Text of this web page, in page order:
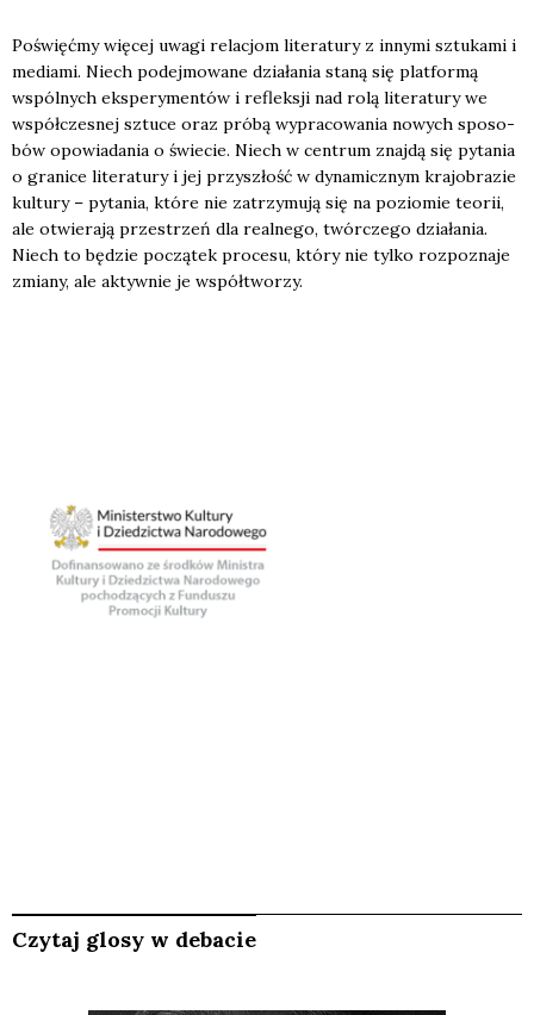
Poświęć­my wię­cej uwa­gi rela­cjom lite­ra­tu­ry z inny­mi sztu­ka­mi i
media­mi. Niech podej­mo­wa­ne dzia­ła­nia sta­ną się plat­for­mą
wspól­nych eks­pe­ry­men­tów i reflek­sji nad rolą lite­ra­tu­ry we
współ­cze­snej sztu­ce oraz pró­bą wypra­co­wa­nia nowych spo­so­
bów opo­wia­da­nia o świe­cie. Niech w cen­trum znaj­dą się pyta­nia
o gra­ni­ce lite­ra­tu­ry i jej przy­szłość w dyna­micz­nym kra­jo­bra­zie
kul­tu­ry – pyta­nia, któ­re nie zatrzy­mu­ją się na pozio­mie teo­rii,
ale otwie­ra­ją prze­strzeń dla real­ne­go, twór­cze­go dzia­ła­nia.
Niech to będzie począ­tek pro­ce­su, któ­ry nie tyl­ko roz­po­zna­je
zmia­ny, ale aktyw­nie je współ­two­rzy.
Czytaj glosy w debacie